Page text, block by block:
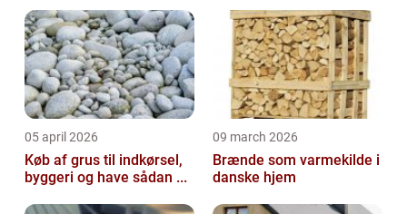
05 april 2026
Køb af grus til indkørsel,
byggeri og have sådan ...
09 march 2026
Brænde som varmekilde i
danske hjem